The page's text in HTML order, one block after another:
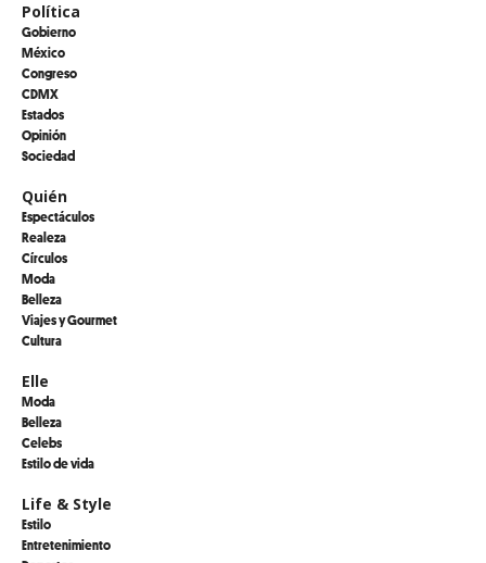
Política
Gobierno
México
Congreso
CDMX
Estados
Opinión
Sociedad
Quién
Espectáculos
Realeza
Círculos
Moda
Belleza
Viajes y Gourmet
Cultura
Elle
Moda
Belleza
Celebs
Estilo de vida
Life & Style
Estilo
Entretenimiento